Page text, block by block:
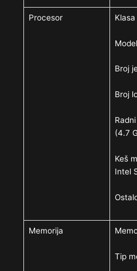
Procesor
Broj
Broj
(4.7
Keš
Intel
Memorija
Tip